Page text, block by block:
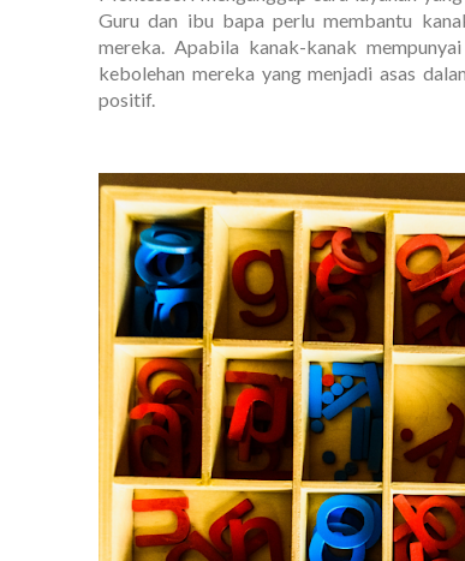
Guru dan ibu bapa perlu membantu
mereka. Apabila kanak-kanak
kebolehan mereka yang menjadi asas
positif.